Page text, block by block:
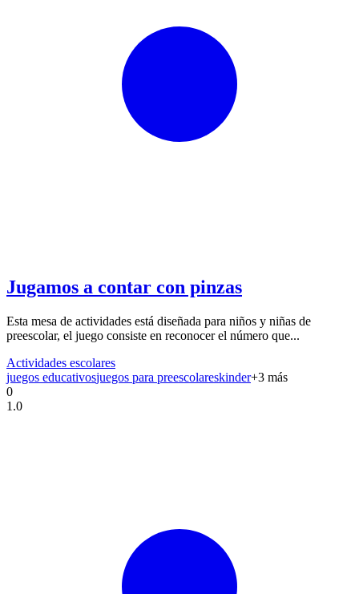
Jugamos a contar con pinzas
Esta mesa de actividades está diseñada para niños y niñas de
preescolar, el juego consiste en reconocer el número que...
Actividades escolares
juegos educativosjuegos para preescolareskinder+3 más
0
1.0